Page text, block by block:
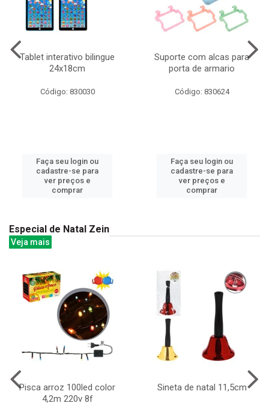
Tablet interativo bilingue
24x18cm
Código: 830030
Faça seu login ou
cadastre-se para
ver preços e
comprar
Suporte com alcas para
porta de armario
Código: 830624
Faça seu login ou
cadastre-se para
ver preços e
comprar
Especial de Natal Zein
Veja mais
Pisca arroz 100led color
4,2m 220v 8f
Sineta de natal 11,5cm